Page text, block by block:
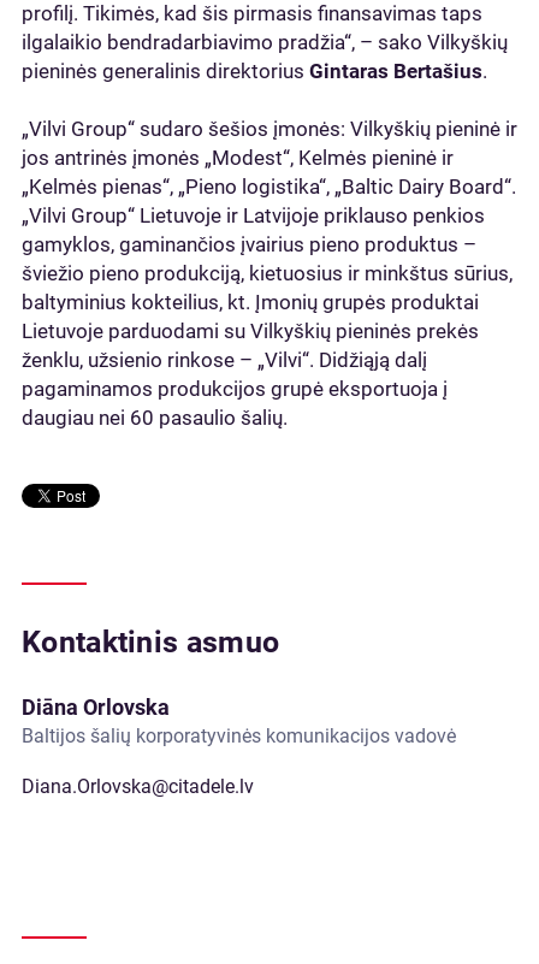
profilį. Tikimės, kad šis pirmasis finansavimas taps
ilgalaikio bendradarbiavimo pradžia“, – sako Vilkyškių
pieninės generalinis direktorius Gintaras Bertašius.
„Vilvi Group“ sudaro šešios įmonės: Vilkyškių pieninė ir
jos antrinės įmonės „Modest“, Kelmės pieninė ir
„Kelmės pienas“, „Pieno logistika“, „Baltic Dairy Board“.
„Vilvi Group“ Lietuvoje ir Latvijoje priklauso penkios
gamyklos, gaminančios įvairius pieno produktus –
šviežio pieno produkciją, kietuosius ir minkštus sūrius,
baltyminius kokteilius, kt. Įmonių grupės produktai
Lietuvoje parduodami su Vilkyškių pieninės prekės
ženklu, užsienio rinkose – „Vilvi“. Didžiąją dalį
pagaminamos produkcijos grupė eksportuoja į
daugiau nei 60 pasaulio šalių.
Kontaktinis asmuo
Diāna Orlovska
Baltijos šalių korporatyvinės komunikacijos vadovė
Diana.Orlovska@citadele.lv